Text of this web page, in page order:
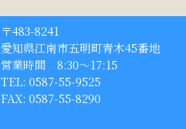
〒483-8241
愛知県江南市五明町青木45番地
営業時間 8:30〜17:15
TEL: 0587-55-9525
FAX: 0587-55-8290